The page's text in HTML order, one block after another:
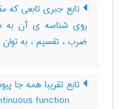
تابع جبری تابعی که
روی شناسه ی آن به
ضرب ، تقسیم ، به
تابع تقریبا همه جا
function